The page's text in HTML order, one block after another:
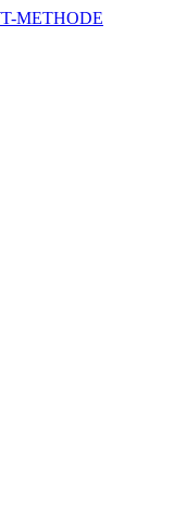
랜드
랜드